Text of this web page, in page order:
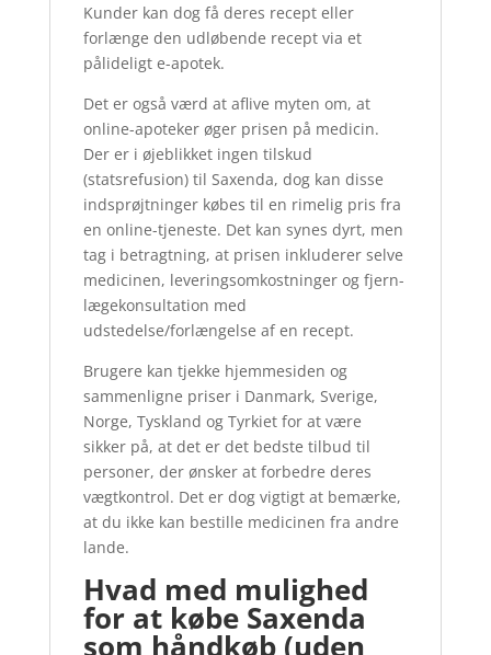
Kunder kan dog få deres recept eller
forlænge den udløbende recept via et
pålideligt e-apotek.
Det er også værd at aflive myten om, at
online-apoteker øger prisen på medicin.
Der er i øjeblikket ingen tilskud
(statsrefusion) til Saxenda, dog kan disse
indsprøjtninger købes til en rimelig pris fra
en online-tjeneste. Det kan synes dyrt, men
tag i betragtning, at prisen inkluderer selve
medicinen, leveringsomkostninger og fjern-
lægekonsultation med
udstedelse/forlængelse af en recept.
Brugere kan tjekke hjemmesiden og
sammenligne priser i Danmark, Sverige,
Norge, Tyskland og Tyrkiet for at være
sikker på, at det er det bedste tilbud til
personer, der ønsker at forbedre deres
vægtkontrol. Det er dog vigtigt at bemærke,
at du ikke kan bestille medicinen fra andre
lande.
Hvad med mulighed
for at købe Saxenda
som håndkøb (uden